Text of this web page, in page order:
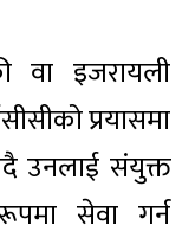
वा इजरायली
प्रयासमा
उनलाई संयुक्त
रूपमा सेवा गर्न